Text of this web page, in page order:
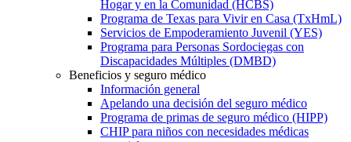
Hogar y en la Comunidad (HCBS)
Programa de Texas para Vivir en Casa (TxHmL)
Servicios de Empoderamiento Juvenil (YES)
Programa para Personas Sordociegas con
Discapacidades Múltiples (DMBD)
Beneficios y seguro médico
Información general
Apelando una decisión del seguro médico
Programa de primas de seguro médico (HIPP)
CHIP para niños con necesidades médicas